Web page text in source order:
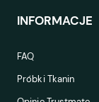
INFORMACJE
FAQ
Próbki Tkanin